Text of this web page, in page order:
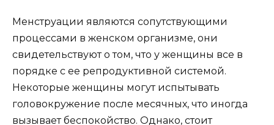
Менструации являются сопутствующими
процессами в женском организме, они
свидетельствуют о том, что у женщины все в
порядке с ее репродуктивной системой.
Некоторые женщины могут испытывать
головокружение после месячных, что иногда
вызывает беспокойство. Однако, стоит